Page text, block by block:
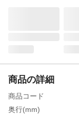
商品の詳細
商品コード
奥行(mm)